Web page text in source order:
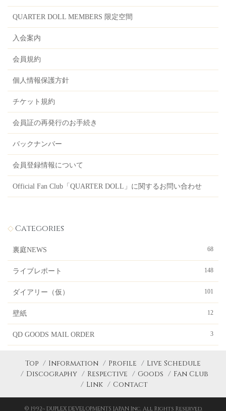
QUARTER DOLL MEMBERS 限定空間
入会案内
会員規約
個人情報保護方針
チケット規約
会員証の再発行のお手続き
バックナンバー
会員登録情報について
Official Fan Club「QUARTER DOLL」に関するお問い合わせ
Categories
裏庭NEWS 68
ライブレポート 148
ダイアリー（仮） 101
壁紙 12
QD GOODS MAIL ORDER 3
Top Information Profile
Live Schedule
Discography
Respective Goods
Fan Club
Link
Contact
© 1992~ DUPLEX DEVELOPMENTS JAPAN Inc. All Rights Reserved.